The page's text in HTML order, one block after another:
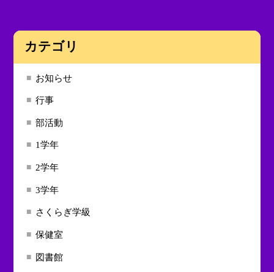
カテゴリ
お知らせ
行事
部活動
1学年
2学年
3学年
さくらぎ学級
保健室
図書館